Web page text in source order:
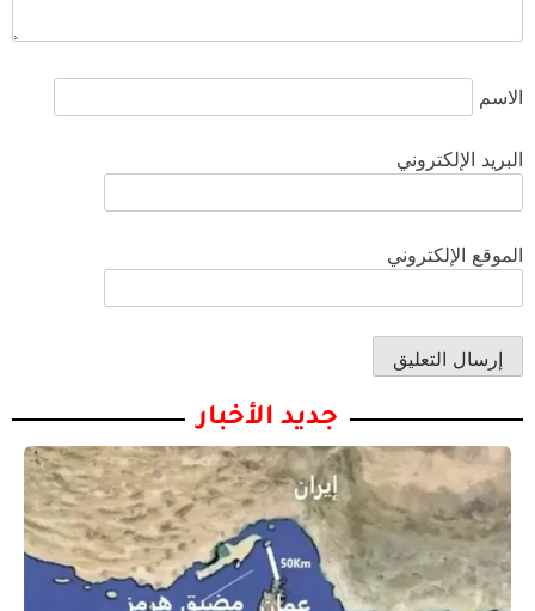
الاسم
البريد الإلكتروني
الموقع الإلكتروني
جديد الأخبار